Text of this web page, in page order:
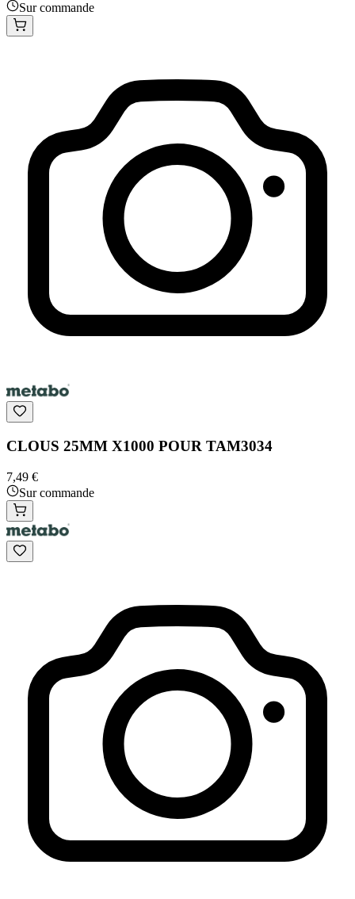
Sur commande
CLOUS 25MM X1000 POUR TAM3034
7,49 €
Sur commande